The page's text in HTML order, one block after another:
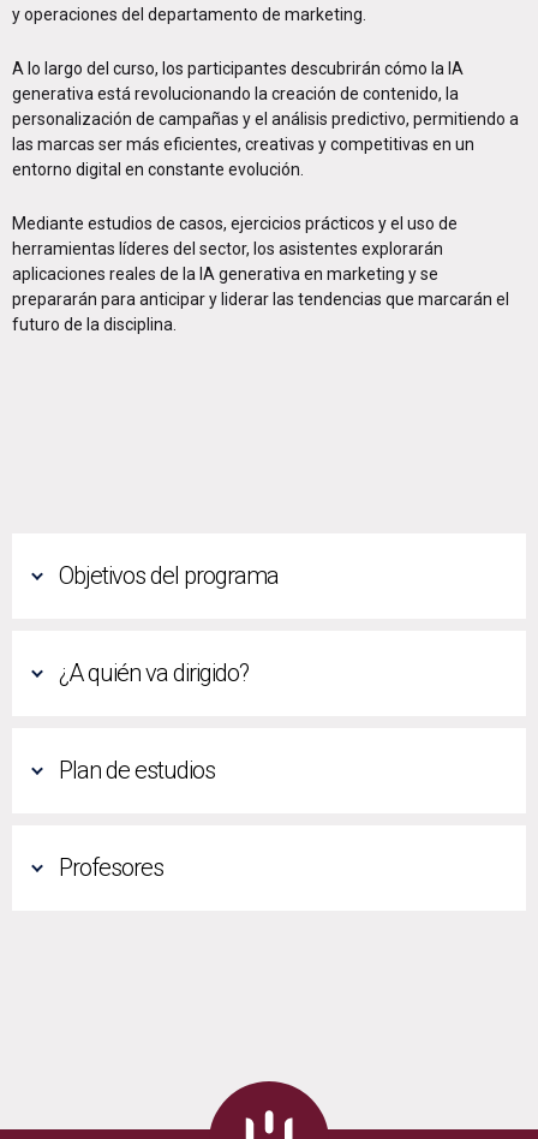
y operaciones del departamento de marketing.
A lo largo del curso, los participantes descubrirán cómo la IA
generativa está revolucionando la creación de contenido, la
personalización de campañas y el análisis predictivo, permitiendo a
las marcas ser más eficientes, creativas y competitivas en un
entorno digital en constante evolución.
Mediante estudios de casos, ejercicios prácticos y el uso de
herramientas líderes del sector, los asistentes explorarán
aplicaciones reales de la IA generativa en marketing y se
prepararán para anticipar y liderar las tendencias que marcarán el
futuro de la disciplina.
Objetivos del programa
¿A quién va dirigido?
Plan de estudios
Profesores